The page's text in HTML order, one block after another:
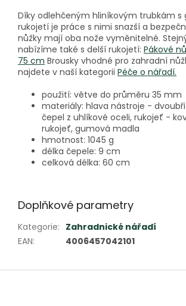
Díky odlehčeným hliníkovým trubkám s
rukojetí je práce s nimi snazší a
nůžky mají oba nože vyměnitelné.
nabízíme také s delší rukojetí: Pákové
75 cm Brousky vhodné pro zahradní
najdete v naší kategorii Péče o nářadí.
použití: větve do průměru 35 mm
materiály: hlava nástroje -
čepel z uhlíkové oceli, rukojeť -
rukojeť, gumová madla
hmotnost: 1045 g
délka čepele: 9 cm
celková délka: 60 cm
Doplňkové parametry
Kategorie: Zahradnické nářadí
EAN: 4006457042101
Z